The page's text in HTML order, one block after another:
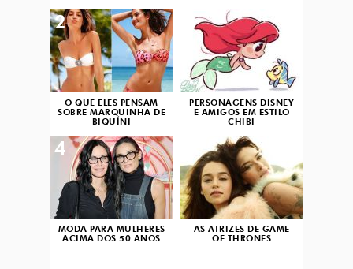
O QUE ELES PENSAM
SOBRE MARQUINHA DE
BIQUÍNI
2
PERSONAGENS DISNEY
E AMIGOS EM ESTILO
CHIBI
3
MODA PARA MULHERES
ACIMA DOS 50 ANOS
4
AS ATRIZES DE GAME
OF THRONES